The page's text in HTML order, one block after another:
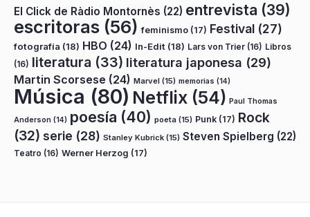
El Click de Ràdio Montornès (22) entrevista (39)
escritoras (56) feminismo (17) Festival (27)
fotografía (18) HBO (24) In-Edit (18) Lars von Trier (16) Libros
(16) literatura (33) literatura japonesa (29)
Martin Scorsese (24) Marvel (15) memorias (14)
Música (80) Netflix (54) Paul Thomas
Anderson (14) poesía (40) poeta (15) Punk (17) Rock
(32) serie (28) Stanley Kubrick (15) Steven Spielberg (22)
Teatro (16) Werner Herzog (17)